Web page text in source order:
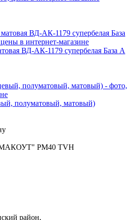
ВД-АК-1179 супербелая База А
полуматовый, матовый)
РM40 TVH
район,